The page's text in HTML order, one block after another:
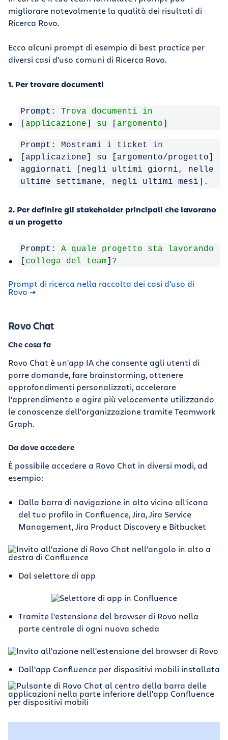
migliorare notevolmente la qualità dei risultati di
Ricerca Rovo.
Ecco alcuni prompt di esempio di best practice per
diversi casi d'uso comuni di Ricerca Rovo.
1. Per trovare documenti
Prompt: Trova documenti
in
applicazione su argomento
Prompt: Mostrami i ticket in
[applicazione] su [argomento/progetto]
aggiornati [negli ultimi giorni, nelle
ultime settimane, negli ultimi mesi].
2. Per definire gli stakeholder principali che lavorano
a un progetto
Prompt: A quale progetto sta
lavorando
collega del team ?
Prompt di ricerca nella raccolta dei casi d'uso di
Rovo
Rovo Chat
Che cosa fa
Rovo Chat è un'app IA che consente agli utenti di
porre domande, fare brainstorming, ottenere
approfondimenti personalizzati, accelerare
l'apprendimento e agire più velocemente utilizzando
le conoscenze dell'organizzazione tramite Teamwork
Graph.
Da dove accedere
È possibile accedere a Rovo Chat in diversi modi, ad
esempio:
Dalla barra di navigazione in alto vicino all'icona
del tuo profilo in Confluence, Jira, Jira Service
Management, Jira Product Discovery e Bitbucket
Dal selettore di app
Tramite l'estensione del browser di Rovo nella
parte centrale di ogni nuova scheda
Dall'app Confluence per dispositivi mobili installata